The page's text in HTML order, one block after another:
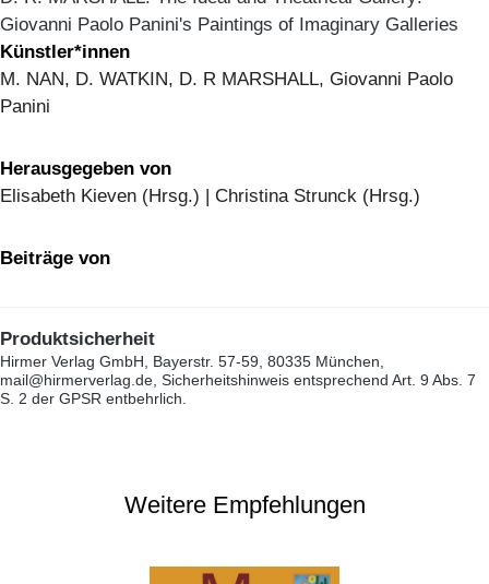
Giovanni Paolo Panini's Paintings of Imaginary Galleries
Künstler*innen
M. NAN, D. WATKIN, D. R MARSHALL, Giovanni Paolo
Panini
Herausgegeben von
Elisabeth Kieven (Hrsg.) | Christina Strunck (Hrsg.)
Beiträge von
Produktsicherheit
Hirmer Verlag GmbH, Bayerstr. 57-59, 80335 München,
mail@hirmerverlag.de, Sicherheitshinweis entsprechend Art. 9 Abs. 7
S. 2 der GPSR entbehrlich.
Weitere Empfehlungen